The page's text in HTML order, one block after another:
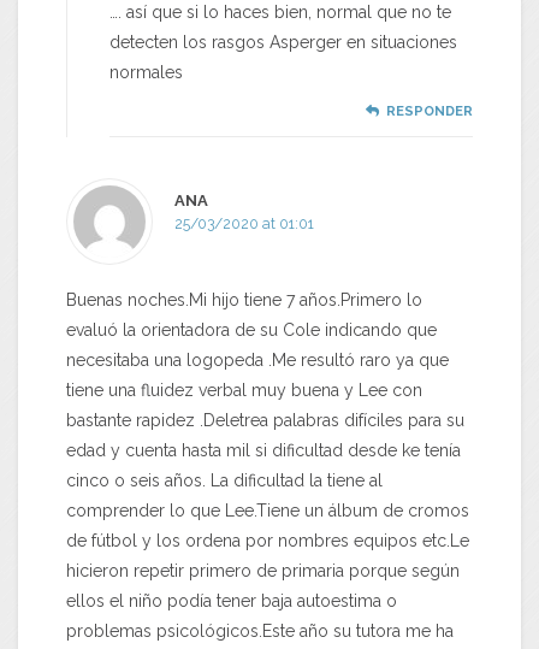
…. así que si lo haces bien, normal que no te
detecten los rasgos Asperger en situaciones
normales
RESPONDER
ANA
25/03/2020 at 01:01
Buenas noches.Mi hijo tiene 7 años.Primero lo
evaluó la orientadora de su Cole indicando que
necesitaba una logopeda .Me resultó raro ya que
tiene una fluidez verbal muy buena y Lee con
bastante rapidez .Deletrea palabras difíciles para su
edad y cuenta hasta mil si dificultad desde ke tenía
cinco o seis años. La dificultad la tiene al
comprender lo que Lee.Tiene un álbum de cromos
de fútbol y los ordena por nombres equipos etc.Le
hicieron repetir primero de primaria porque según
ellos el niño podía tener baja autoestima o
problemas psicológicos.Este año su tutora me ha